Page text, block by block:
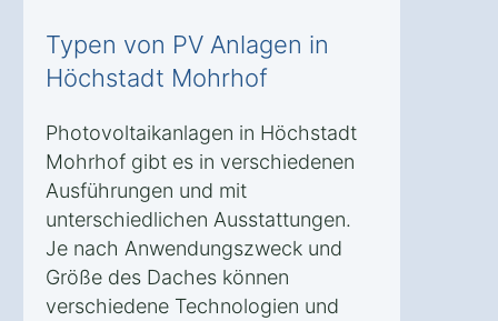
Typen von PV Anlagen in
Höchstadt Mohrhof
Photovoltaikanlagen in Höchstadt
Mohrhof gibt es in verschiedenen
Ausführungen und mit
unterschiedlichen Ausstattungen.
Je nach Anwendungszweck und
Größe des Daches können
verschiedene Technologien und